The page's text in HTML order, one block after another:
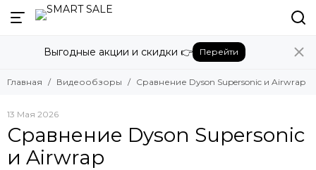
Выгодные акции и скидки 👉 Перейти
Главная Видеообзоры Сравнение Dyson Supersonic и Airwrap
13 Мая 2026
Сравнение Dyson Supersonic
и Airwrap